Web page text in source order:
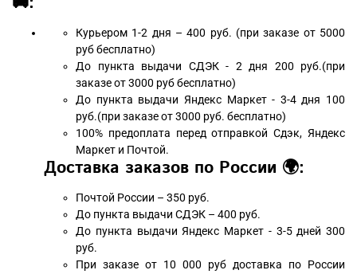
Курьером 1-2 дня – 400 руб. (при заказе от 5000
руб бесплатно)
До пункта выдачи СДЭК - 2 дня 200 руб.(при
заказе от 3000 руб бесплатно)
До пункта выдачи Яндекс Маркет - 3-4 дня 100
руб.(при заказе от 3000 руб. бесплатно)
100% предоплата перед отправкой Сдэк, Яндекс
Маркет и Почтой.
Доставка заказов по России 🌍:
Почтой России – 350 руб.
До пункта выдачи СДЭК – 400 руб.
До пункта выдачи Яндекс Маркет - 3-5 дней 300
руб.
При заказе от 10 000 руб доставка по России